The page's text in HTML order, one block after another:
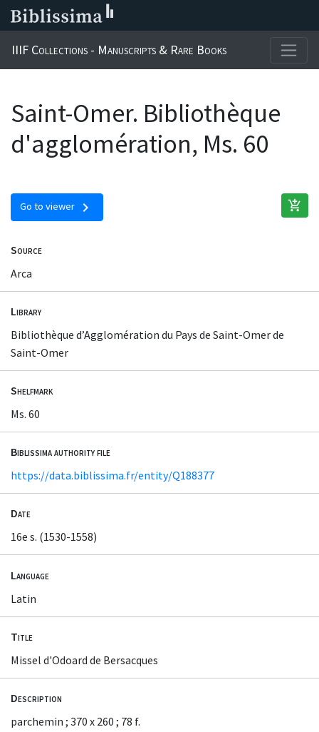
IIIF Collections - Manuscripts & Rare Books
Saint-Omer. Bibliothèque
d'agglomération, Ms. 60
Go to viewer chevron_right add_shopping_cart
Source
Arca
Library
Bibliothèque d’Agglomération du Pays de Saint-Omer de
Saint-Omer
Shelfmark
Ms. 60
Biblissima authority file
https://data.biblissima.fr/entity/Q188377
Date
16e s. (1530-1558)
Language
Latin
Title
Missel d'Odoard de Bersacques
Description
parchemin ; 370 x 260 ; 78 f.